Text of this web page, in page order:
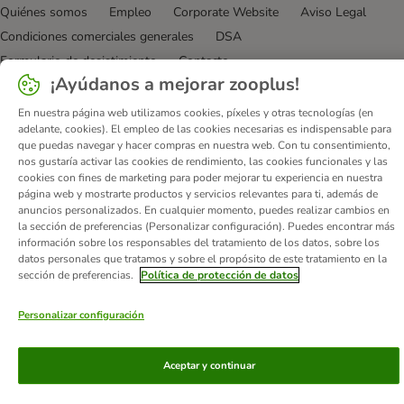
Quiénes somos Empleo Corporate Website
Aviso Legal
Condiciones comerciales generales
DSA
Formulario de desistimiento
Contacto
Gastos de envío y plazo de entrega
Formas de pago
Programa de afiliación
Protección de datos
Declaración de accesibilidad
© zooplus SE 2026
¡Ayúdanos a mejorar zooplus!
En nuestra página web utilizamos cookies, píxeles y otras tecnologías (en
adelante, cookies). El empleo de las cookies necesarias es indispensable para
que puedas navegar y hacer compras en nuestra web. Con tu consentimiento,
nos gustaría activar las cookies de rendimiento, las cookies funcionales y las
cookies con fines de marketing para poder mejorar tu experiencia en nuestra
página web y mostrarte productos y servicios relevantes para ti, además de
anuncios personalizados. En cualquier momento, puedes realizar cambios en
la sección de preferencias (Personalizar configuración). Puedes encontrar más
información sobre los responsables del tratamiento de los datos, sobre los
datos personales que tratamos y sobre el propósito de este tratamiento en la
sección de preferencias.
Política de protección de datos
Personalizar configuración
Aceptar y continuar